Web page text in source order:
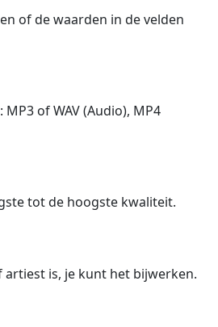
of de waarden in de velden
of WAV (Audio), MP4
tot de hoogste kwaliteit.
artiest is, je kunt het bijwerken.